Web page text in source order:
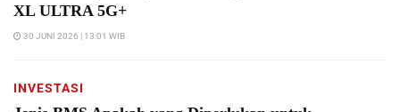
XL ULTRA 5G+
30 JUNI 2026 | 13:01 WIB
INVESTASI